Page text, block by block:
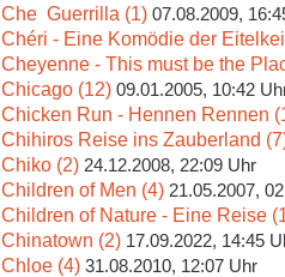
Che  Guerrilla (1) 07.08.2009,
Chéri - Eine Komödie der
Cheyenne - This must be the
Chicago (12) 09.01.2005, 10:42
Chicken Run - Hennen Rennen
Chihiros Reise ins Zauberland
Chiko (2) 24.12.2008, 22:09 Uhr
Children of Men (4) 21.05.2007,
Children of Nature - Eine Reise
Chinatown (2) 17.09.2022, 14:45
Chloe (4) 31.08.2010, 12:07 Uhr